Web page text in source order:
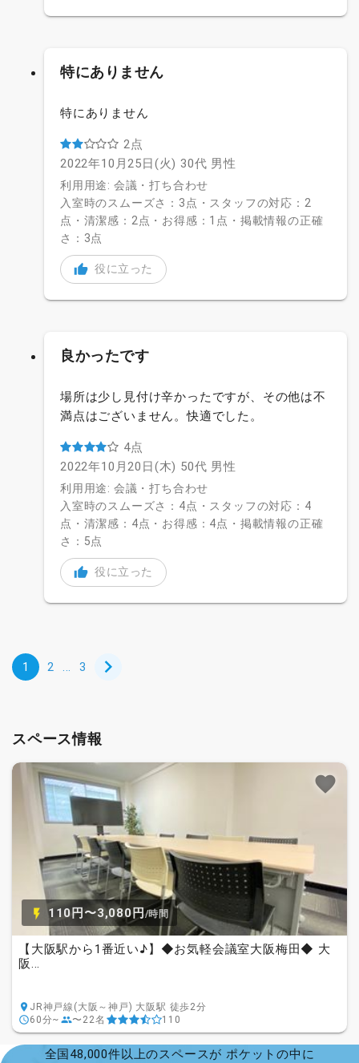
スペース情報
110円〜3,080円/時間
【大阪駅から1番近い♪】◆お気軽会議室大阪梅田◆ 大
阪...
JR神戸線(大阪～神戸) 大阪駅 徒歩2分
60分~
〜22名 110
特にありません
特にありません
2点
2022年10月25日(火) 30代 男性
利用用途: 会議・打ち合わせ
入室時のスムーズさ：3点・スタッフの対応：2
点・清潔感：2点・お得感：1点・掲載情報の正確
さ：3点
役に立った
良かったです
場所は少し見付け辛かったですが、その他は不
満点はございません。快適でした。
4点
2022年10月20日(木) 50代 男性
利用用途: 会議・打ち合わせ
入室時のスムーズさ：4点・スタッフの対応：4
点・清潔感：4点・お得感：4点・掲載情報の正確
さ：5点
役に立った
1 2 ... 3
全国48,000件以上のスペースが ポケットの中に